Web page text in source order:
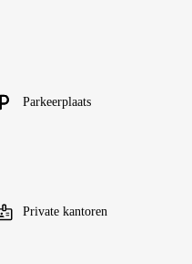
Parkeerplaats
Private kantoren